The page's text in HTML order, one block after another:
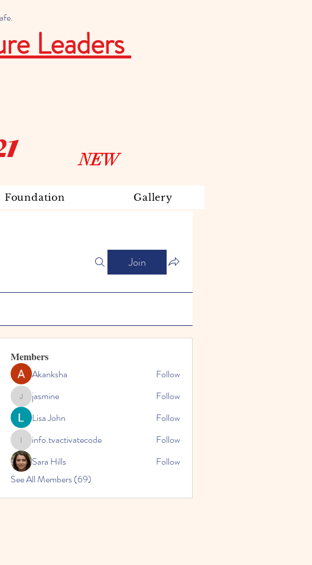
Leaders
Foundation Gallery
NEW
Join
Members
Akanksha
Follow
jasminejasmine
Follow
Lisa John
Follow
info.tvactivatecode
info.tvactivatecode
Follow
Sara Hills
Follow
See All Members (69)